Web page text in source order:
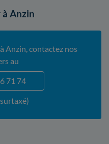
Anzin
Anzin, contactez nos
au
71 74